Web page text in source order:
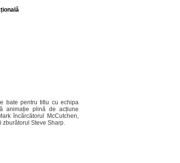
bate pentru titlu cu echipa
animație plină de acțiune
încărcătorul McCutchen,
zburătorul Steve Sharp.